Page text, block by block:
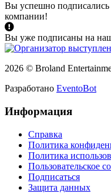
Вы успешно
компании!
Вы уже подписаны на
2026 © Broland
Разработано EventoBot
Информация
Справка
Политика
Политика
Пользовательское
Подписаться
Защита данных